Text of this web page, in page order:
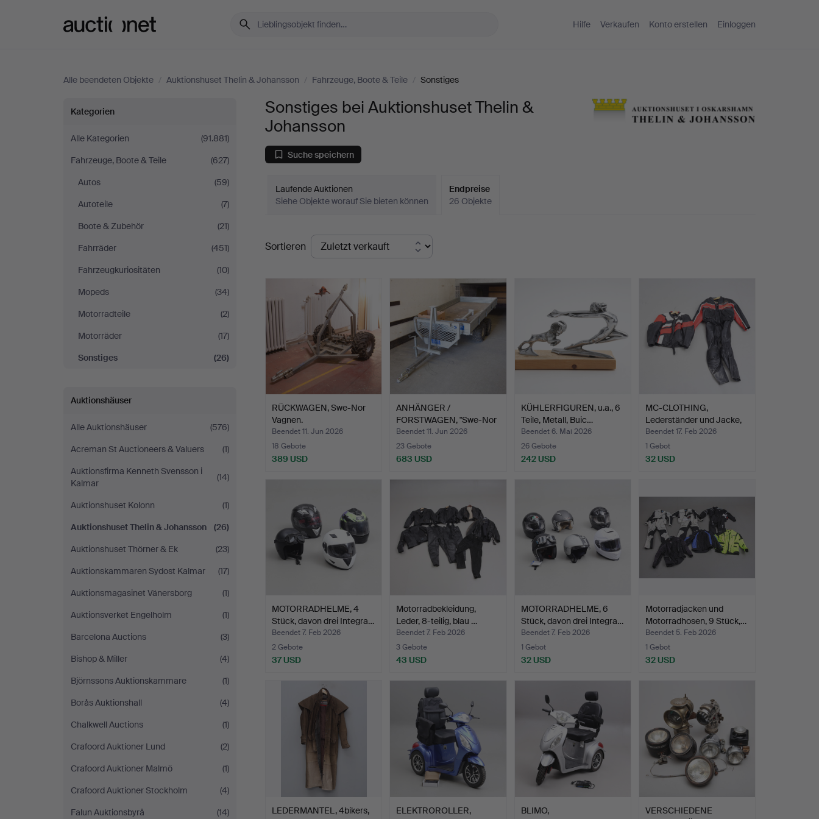
Hilfe Verkaufen Konto erstellen Einloggen
Alle beendeten Objekte / Auktionshuset Thelin & Johansson / Fahrzeuge, Boote & Teile / Sonstiges
Sonstiges
bei
Auktionshuset
Thelin
Johansson
Kategorien
Alle Kategorien
(91.881)
Fahrzeuge, Boote & Teile
(627)
Autos
(59)
Autoteile
(7)
Boote & Zubehör
(21)
Fahrräder
(451)
Fahrzeugkuriositäten
(10)
Mopeds
(34)
Motorradteile
(2)
Motorräder
(17)
Sonstiges
(26)
Auktionshäuser
Alle Auktionshäuser
(576)
Acreman St Auctioneers & Valuers
(1)
Auktionsfirma Kenneth Svensson i
Kalmar
(14)
Auktionshuset Kolonn
(1)
Auktionshuset Thelin & Johansson
(26)
Auktionshuset Thörner & Ek
(23)
Auktionskammaren Sydost Kalmar
(17)
Auktionsmagasinet Vänersborg
(1)
Auktionsverket Engelholm
(1)
Barcelona Auctions
(3)
Bishop & Miller
(4)
Björnssons Auktionskammare
(1)
Borås Auktionshall
(4)
Chalkwell Auctions
(1)
Crafoord Auktioner Lund
(2)
Crafoord Auktioner Malmö
(1)
Crafoord Auktioner Stockholm
(4)
Falun Auktionsbyrå
(14)
Sonstiges bei Auktionshuset Thelin &
Johansson
Suche speichern
Laufende Auktionen
Siehe Objekte worauf Sie bieten können
Endpreise
26 Objekte
Endpreise
Sortieren
RÜCKWAGEN, Swe-Nor
Vagnen.
Beendet 11. Jun 2026
18 Gebote
389 USD
ANHÄNGER /
FORSTWAGEN, "Swe-Nor
Vagnen".
Beendet 11. Jun 2026
23 Gebote
683 USD
KÜHLERFIGUREN, u.a., 6
Teile, Metall, Buic…
Beendet 6. Mai 2026
26 Gebote
242 USD
MC-CLOTHING,
Lederständer und Jacke,
Größe…
Beendet 17. Feb 2026
1 Gebot
32 USD
MOTORRADHELME, 4
Stück, davon drei Integra…
Beendet 7. Feb 2026
2 Gebote
37 USD
Motorradbekleidung,
Leder, 8-teilig, blau …
Beendet 7. Feb 2026
3 Gebote
43 USD
MOTORRADHELME, 6
Stück, davon drei Integra…
Beendet 7. Feb 2026
1 Gebot
32 USD
Motorradjacken und
Motorradhosen, 9 Stück,…
Beendet 5. Feb 2026
1 Gebot
32 USD
LEDERMANTEL, 4bikers,
ELEKTROROLLER,
BLIMO,
VERSCHIEDENE